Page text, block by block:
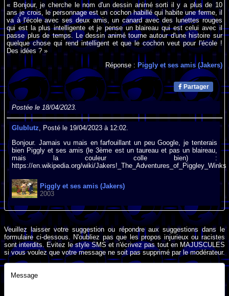
« Bonjour, je cherche le nom d'un dessin animé sorti il y a plus de 10
ans je crois, le personnage est un cochon habillé qui habite une ferme, il
va à l'école avec ses deux amis, un canard avec des lunettes rouges
qui est la plus intelligente et je pense un blaireau qui est celui avec il
passe plus de temps. Le dessin animé tourne autour d'une histoire sur
quelque chose qui rend intelligent et que le cochon veut pour l'école !
Des idées ? »
Réponse : Piggly et ses amis (Jakers)
Partager
Postée le 18/04/2023.
Glublutz, Posté le 19/04/2023 à 12:02.
Bonjour. Jamais vu mais en farfouillant un peu Google, je tenterais
bien Piggly et ses amis (le 3ème est un taureau et pas un blaireau,
mais la couleur colle bien) :
https://en.wikipedia.org/wiki/Jakers!_The_Adventures_of_Piggley_Winks
Piggly et ses amis (Jakers)
2003
Veuillez laisser votre suggestion ou répondre aux suggestions dans le
formulaire ci-dessous. N'oubliez pas que les propos injurieux ou racistes
sont interdits. Evitez le style SMS et n'écrivez pas tout en MAJUSCULES
si vous voulez que votre message ne soit pas supprimé par le modérateur.
Message